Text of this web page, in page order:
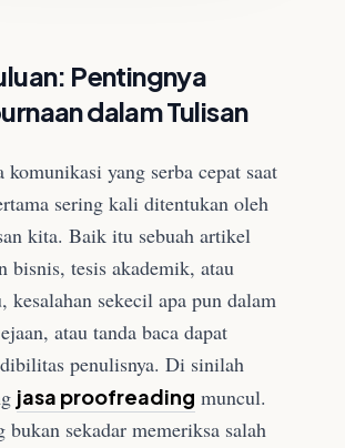
Pentingnya
dalam Tulisan
yang serba cepat saat
sering kali ditentukan oleh
kita. Baik itu sebuah artikel
bisnis, tesis akademik, atau
kesalahan sekecil apa pun dalam
atau tanda baca dapat
penulisnya. Di sinilah
jasa proofreading muncul.
bukan sekadar memeriksa salah